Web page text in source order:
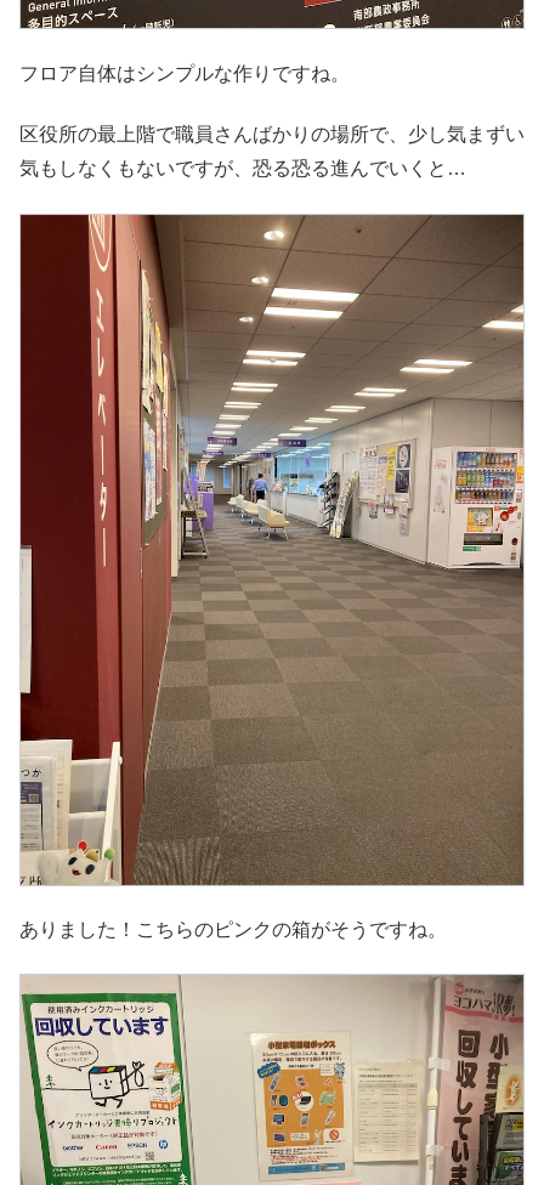
フロア自体はシンプルな作りですね。
区役所の最上階で職員さんばかりの場所で、少し気まずい
気もしなくもないですが、恐る恐る進んでいくと…
ありました！こちらのピンクの箱がそうですね。